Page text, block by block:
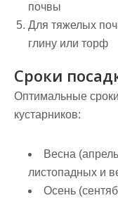
почвы
Для тяжелых
глину или торф
Сроки
Оптимальные
кустарников:
Весна
листопадных и
Осень